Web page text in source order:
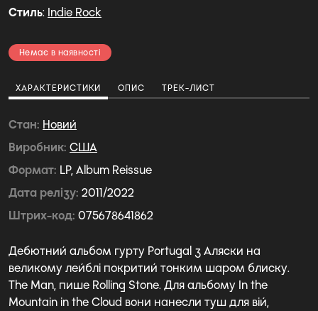
Стиль: Indie Rock
Немає в наявності
ХАРАКТЕРИСТИКИ ОПИС ТРЕК-ЛИСТ
Стан Новий
Виробник США
Формат LP, Album Reissue
Дата релізу 2011/2022
Штрих-код 075678641862
Дебютний альбом гурту Portugal з Аляски на
великому лейблі покритий тонким шаром блиску.
The Man, пише Rolling Stone. Для альбому In the
Mountain in the Cloud вони нанесли туш для вій,